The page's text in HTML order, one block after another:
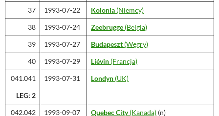
37 1993-07-22 Kolonia (Niemcy)
38 1993-07-24 Zeebrugge (Belgia)
39 1993-07-27 Budapeszt (Węgry)
40 1993-07-29 Liévin (Francja)
041.041 1993-07-31 Londyn (UK)
LEG: 2
042.042 1993-09-07 Quebec City(Kanada) (n)